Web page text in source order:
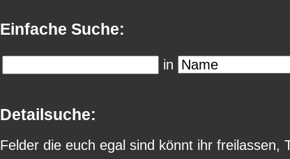
Einfache Suche:
in
Detailsuche:
Felder die euch egal sind könnt ihr freilassen,